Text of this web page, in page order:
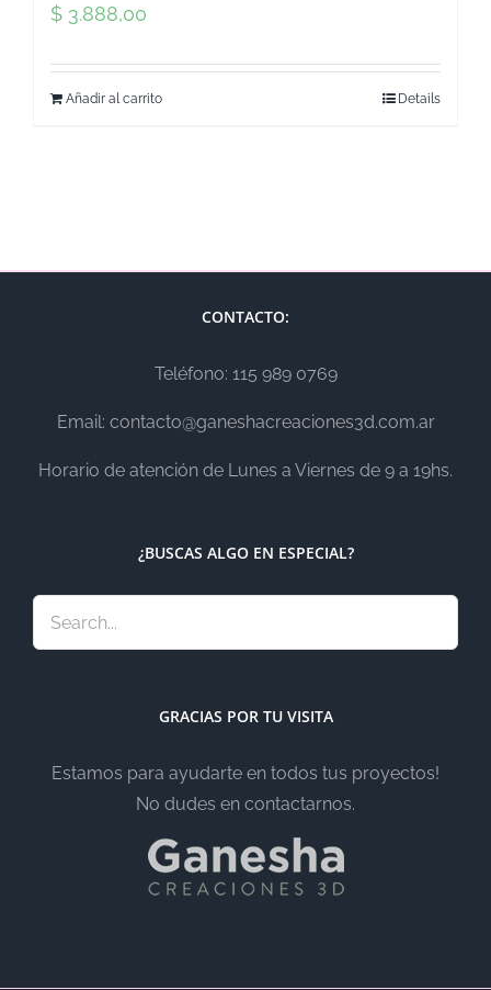
$ 3.888,00
Añadir al carrito Details
CONTACTO:
Teléfono: 115 989 0769
Email: contacto@ganeshacreaciones3d.com.ar
Horario de atención de Lunes a Viernes de 9 a 19hs.
¿BUSCAS ALGO EN ESPECIAL?
GRACIAS POR TU VISITA
Estamos para ayudarte en todos tus proyectos!
No dudes en contactarnos.